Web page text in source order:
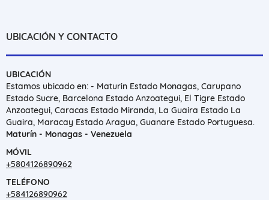
UBICACIÓN Y CONTACTO
UBICACIÓN
Estamos ubicado en: - Maturin Estado Monagas, Carupano
Estado Sucre, Barcelona Estado Anzoategui, El Tigre Estado
Anzoategui, Caracas Estado Miranda, La Guaira Estado La
Guaira, Maracay Estado Aragua, Guanare Estado Portuguesa.
Maturín - Monagas - Venezuela
MÓVIL
+5804126890962
TELÉFONO
+584126890962